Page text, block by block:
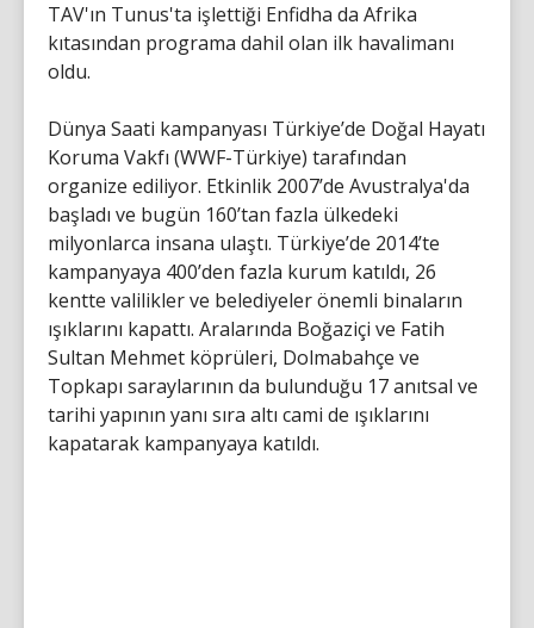
TAV'ın Tunus'ta işlettiği Enfidha da Afrika
kıtasından programa dahil olan ilk havalimanı
oldu.
Dünya Saati kampanyası Türkiye’de Doğal Hayatı
Koruma Vakfı (WWF-Türkiye) tarafından
organize ediliyor. Etkinlik 2007’de Avustralya'da
başladı ve bugün 160’tan fazla ülkedeki
milyonlarca insana ulaştı. Türkiye’de 2014’te
kampanyaya 400’den fazla kurum katıldı, 26
kentte valilikler ve belediyeler önemli binaların
ışıklarını kapattı. Aralarında Boğaziçi ve Fatih
Sultan Mehmet köprüleri, Dolmabahçe ve
Topkapı saraylarının da bulunduğu 17 anıtsal ve
tarihi yapının yanı sıra altı cami de ışıklarını
kapatarak kampanyaya katıldı.